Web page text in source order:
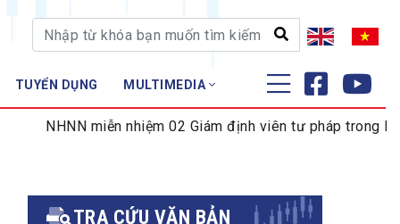
TUYỂN DỤNG MULTIMEDIA
miễn nhiệm 02 Giám định viên tư pháp trong lĩnh vực tiền
TRA CỨU VĂN BẢN